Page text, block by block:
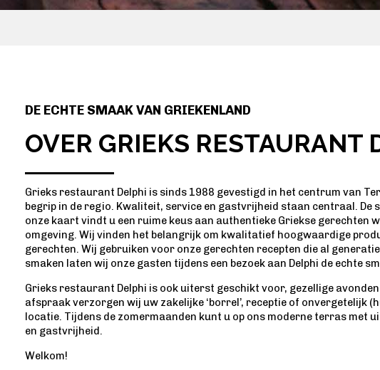
DE ECHTE SMAAK VAN GRIEKENLAND
OVER GRIEKS RESTAURANT
Grieks restaurant Delphi is sinds 1988 gevestigd in het centrum van
begrip in de regio. Kwaliteit, service en gastvrijheid staan centraal. De
onze kaart vindt u een ruime keus aan authentieke Griekse gerechten
omgeving. Wij vinden het belangrijk om kwalitatief hoogwaardige
gerechten. Wij gebruiken voor onze gerechten recepten die al
smaken laten wij onze gasten tijdens een bezoek aan Delphi de echte
Grieks restaurant Delphi is ook uiterst geschikt voor, gezellige
afspraak verzorgen wij uw zakelijke ‘borrel’, receptie of onvergetelijk
locatie. Tijdens de zomermaanden kunt u op ons moderne terras met
en gastvrijheid.
Welkom!